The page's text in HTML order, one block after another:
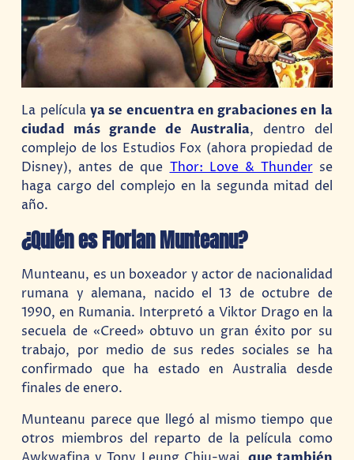
La película ya se encuentra en grabaciones en la
ciudad más grande de Australia, dentro del
complejo de los Estudios Fox (ahora propiedad de
Disney), antes de que Thor: Love & Thunderse
haga cargo del complejo en la segunda mitad del
año.
¿Quién es Florian Munteanu?
Munteanu, es un boxeador y actor de nacionalidad
rumana y alemana, nacido el 13 de octubre de
1990, en Rumania. Interpretó a Viktor Drago en la
secuela de «Creed» obtuvo un gran éxito por su
trabajo, por medio de sus redes sociales se ha
confirmado que ha estado en Australia desde
finales de enero.
Munteanu parece que llegó al mismo tiempo que
otros miembros del reparto de la película como